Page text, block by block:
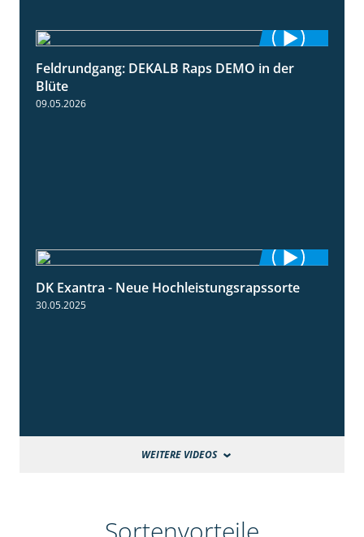
2:37
Feldrundgang: DEKALB Raps DEMO in der
Blüte
09.05.2026
2:15
DK Exantra - Neue Hochleistungsrapssorte
30.05.2025
WEITERE VIDEOS